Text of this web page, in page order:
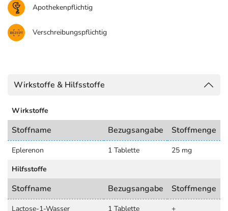
Apothekenpflichtig
Verschreibungspflichtig
Wirkstoffe & Hilfsstoffe
Wirkstoffe
Stoffname Bezugsangabe Stoffmenge
Eplerenon 1 Tablette
25 mg
Hilfsstoffe
Stoffname Bezugsangabe Stoffmenge
Lactose-1-Wasser 1 Tablette
+